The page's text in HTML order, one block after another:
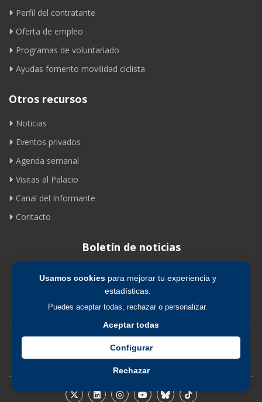
Usamos cookiespara mejorar tu experiencia y
estadísticas.
Puedes aceptar todas, rechazar o personalizar.
Aceptar todas
Configurar
Rechazar
Perfil del contratante
Oferta de empleo
Programas de voluntariado
Ayudas fomento movilidad ciclista
Otros recursos
Noticias
Eventos privados
Agenda semanal
Visitas al Palacio
Canal del Informante
Contacto
Boletín de noticias
Suscribirse
Avíso legal | Política de privacidad | Política de cookies